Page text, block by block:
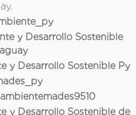
y Desarrollo Sostenible
y Desarrollo Sostenible Py
y Desarrollo Sostenible de